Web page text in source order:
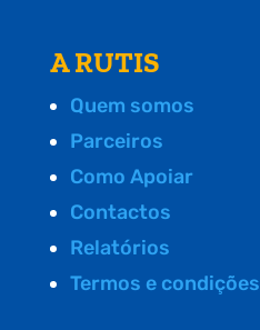
A RUTIS
Quem somos
Parceiros
Como Apoiar
Contactos
Relatórios
Termos e condições